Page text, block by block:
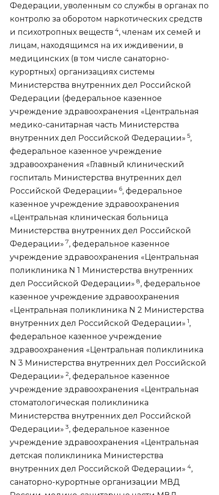
Федерации, уволенным со службы в органах по
контролю за оборотом наркотических средств
и психотропных веществ 4, членам их семей и
лицам, находящимся на их иждивении, в
медицинских (в том числе санаторно-
курортных) организациях системы
Министерства внутренних дел Российской
Федерации (федеральное казенное
учреждение здравоохранения «Центральная
медико-санитарная часть Министерства
внутренних дел Российской Федерации» 5,
федеральное казенное учреждение
здравоохранения «Главный клинический
госпиталь Министерства внутренних дел
Российской Федерации» 6, федеральное
казенное учреждение здравоохранения
«Центральная клиническая больница
Министерства внутренних дел Российской
Федерации» 7, федеральное казенное
учреждение здравоохранения «Центральная
поликлиника N 1 Министерства внутренних
дел Российской Федерации» 8, федеральное
казенное учреждение здравоохранения
«Центральная поликлиника N 2 Министерства
внутренних дел Российской Федерации» 1,
федеральное казенное учреждение
здравоохранения «Центральная поликлиника
N 3 Министерства внутренних дел Российской
Федерации» 2, федеральное казенное
учреждение здравоохранения «Центральная
стоматологическая поликлиника
Министерства внутренних дел Российской
Федерации» 3, федеральное казенное
учреждение здравоохранения «Центральная
детская поликлиника Министерства
внутренних дел Российской Федерации» 4,
санаторно-курортные организации МВД